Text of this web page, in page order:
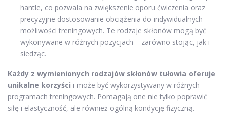
hantle, co pozwala na zwiększenie oporu ćwiczenia oraz
precyzyjne dostosowanie obciążenia do indywidualnych
możliwości treningowych. Te rodzaje skłonów mogą być
wykonywane w różnych pozycjach – zarówno stojąc, jak i
siedząc.
Każdy z wymienionych rodzajów skłonów tułowia oferuje
unikalne korzyści i może być wykorzystywany w różnych
programach treningowych. Pomagają one nie tylko poprawić
siłę i elastyczność, ale również ogólną kondycję fizyczną.